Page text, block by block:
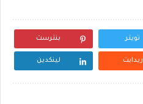
تويتر بنترست
ريدايت لينكدين